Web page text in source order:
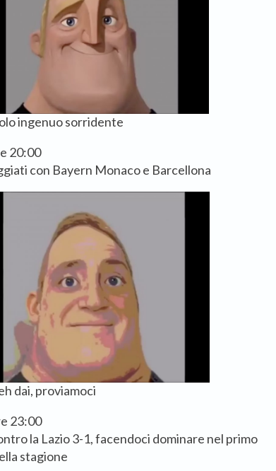
ingenuo sorridente
20:00
con Bayern Monaco e Barcellona
dai, proviamoci
23:00
la Lazio 3-1, facendoci dominare nel primo
stagione